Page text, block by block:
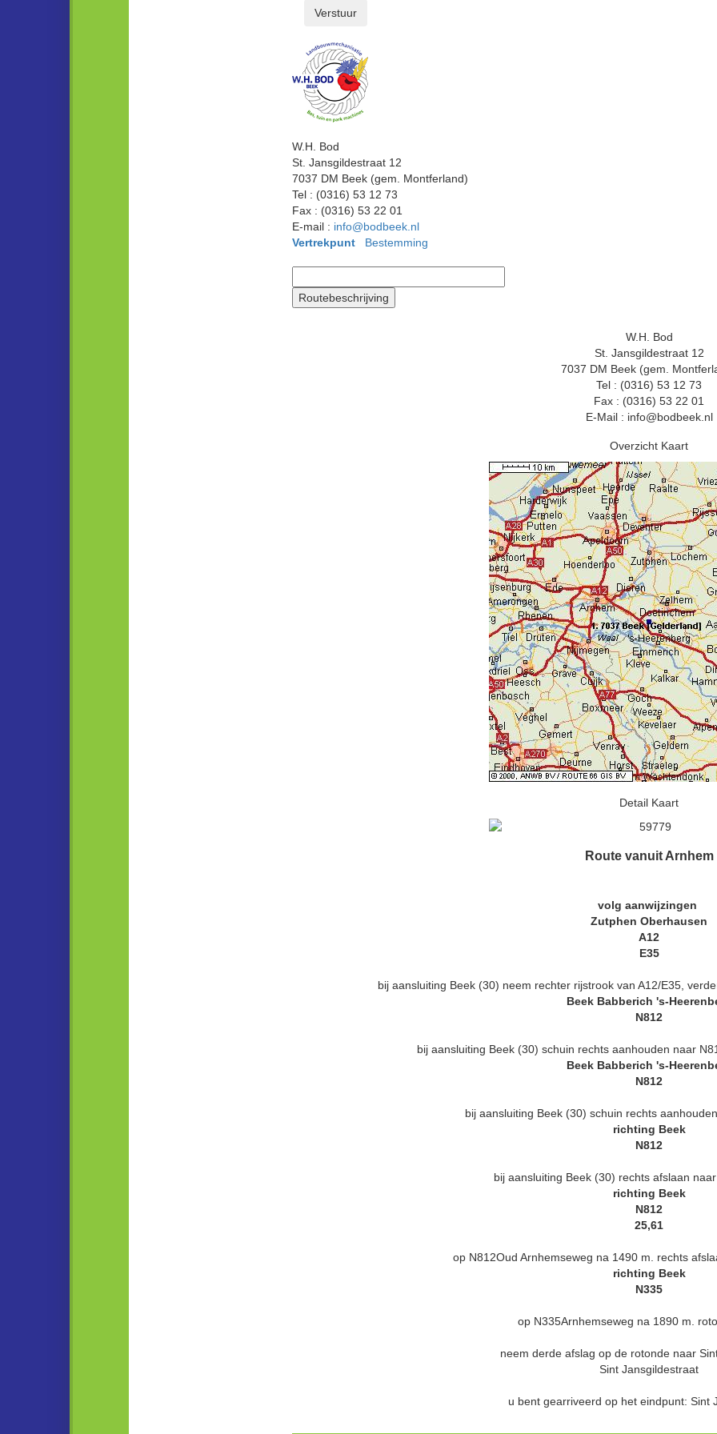
Verstuur
W.H. Bod
St. Jansgildestraat 12
7037 DM Beek (gem. Montferland)
Tel : (0316) 53 12 73
Fax : (0316) 53 22 01
E-mail : info@bodbeek.nl
Vertrekpunt
Bestemming
W.H. Bod
St. Jansgildestraat 12
7037 DM Beek (gem.
Tel : (0316) 53 12 73
Fax : (0316) 53 22 01
E-Mail : info@bodbeek.nl
Overzicht Kaart
Detail Kaart
Route vanuit Arnhem
volg aanwijzingen
Zutphen Oberhausen
A12
E35
bij aansluiting Beek (30) neem rechter rijstrook van A12/E35,
Beek Babberich 's-
N812
bij aansluiting Beek (30) schuin rechts aanhouden naar
Beek Babberich 's-
N812
bij aansluiting Beek (30) schuin rechts
richting Beek
N812
bij aansluiting Beek (30) rechts afslaan
richting Beek
N812
25,61
op N812Oud Arnhemseweg na 1490 m. rechts
richting Beek
N335
op N335Arnhemseweg na 1890 m.
neem derde afslag op de rotonde naar
Sint Jansgildestraat
u bent gearriveerd op het eindpunt: Sint